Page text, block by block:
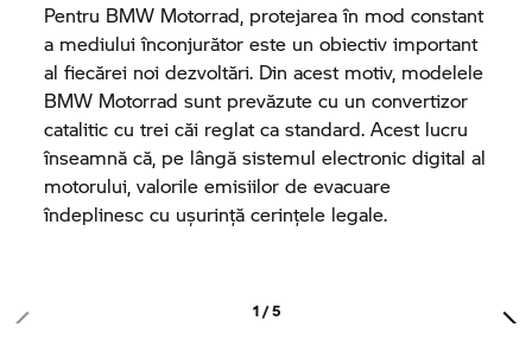
Pentru BMW Motorrad, protejarea în mod constant
a mediului înconjurător este un obiectiv important
al fiecărei noi dezvoltări. Din acest motiv, modelele
BMW Motorrad sunt prevăzute cu un convertizor
catalitic cu trei căi reglat ca standard. Acest lucru
înseamnă că, pe lângă sistemul electronic digital al
motorului, valorile emisiilor de evacuare
îndeplinesc cu ușurință cerințele legale.
1 / 5